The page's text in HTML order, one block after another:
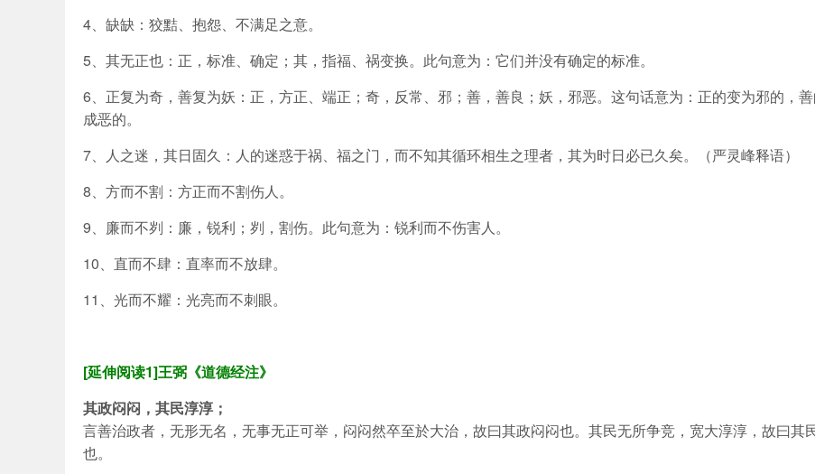
4、缺缺：狡黠、抱怨、不满足之意。
5、其无正也：正，标准、确定；其，指福、祸变换。此句意为：它们并没有确定的标准。
6、正复为奇，善复为妖：正，方正、端正；奇，反常、邪；善，善良；妖，邪恶。这句话意为：正的变为邪的，
成恶的。
7、人之迷，其日固久：人的迷惑于祸、福之门，而不知其循环相生之理者，其为时日必已久矣。（严灵峰释语）
8、方而不割：方正而不割伤人。
9、廉而不刿：廉，锐利；刿，割伤。此句意为：锐利而不伤害人。
10、直而不肆：直率而不放肆。
11、光而不耀：光亮而不刺眼。
[延伸阅读1]王弼《道德经注》
其政闷闷，其民淳淳；
言善治政者，无形无名，无事无正可举，闷闷然卒至於大治，故曰其政闷闷也。其民无所争竞，宽大淳淳，故曰其
也。